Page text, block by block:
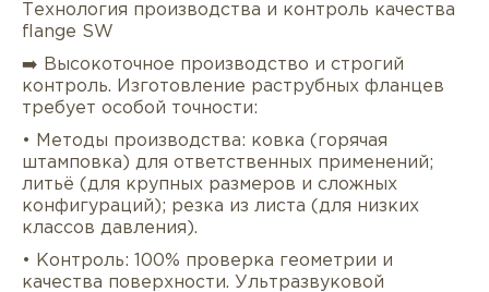
Технология производства и контроль качества
flange SW
➡️ Высокоточное производство и строгий
контроль. Изготовление раструбных фланцев
требует особой точности:
• Методы производства: ковка (горячая
штамповка) для ответственных применений;
литьё (для крупных размеров и сложных
конфигураций); резка из листа (для низких
классов давления).
• Контроль: 100% проверка геометрии и
качества поверхности. Ультразвуковой